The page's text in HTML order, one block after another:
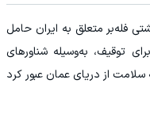
فله‌بر متعلق به ایران حامل
توقیف، به‌وسیله شناورهای
از دریای عمان عبور کرد